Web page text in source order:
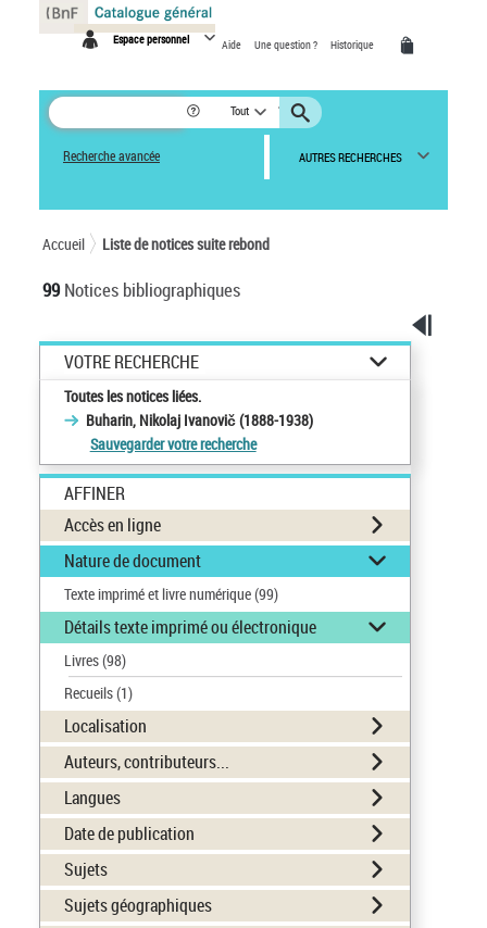
Espace personnel Aide Une question ? Historique
Tout
Recherche avancée AUTRES RECHERCHES
Accueil Liste de notices suite rebond
99Notices bibliographiques
VOTRE RECHERCHE
Toutes les notices liées.
Buharin, Nikolaj Ivanovič (1888-1938)
Sauvegarder votre recherche
AFFINER
Accès en ligne
Nature de document
Texte imprimé et livre numérique(99)
Détails texte imprimé ou électronique
Livres(98)
Recueils(1)
Localisation
Auteurs, contributeurs...
Langues
Date de publication
Sujets
Sujets géographiques
Panneau de gestion des cookies